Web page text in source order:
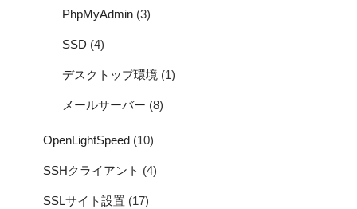
PhpMyAdmin (3)
SSD (4)
デスクトップ環境 (1)
メールサーバー (8)
OpenLightSpeed (10)
SSHクライアント (4)
SSLサイト設置 (17)